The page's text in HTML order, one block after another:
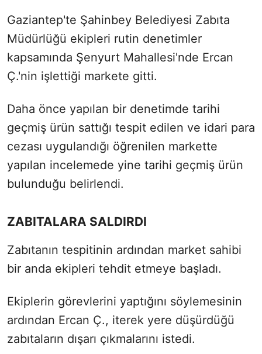
Gaziantep'te Şahinbey Belediyesi Zabıta
Müdürlüğü ekipleri rutin denetimler
kapsamında Şenyurt Mahallesi'nde Ercan
Ç.'nin işlettiği markete gitti.
Daha önce yapılan bir denetimde tarihi
geçmiş ürün sattığı tespit edilen ve idari para
cezası uygulandığı öğrenilen markette
yapılan incelemede yine tarihi geçmiş ürün
bulunduğu belirlendi.
ZABITALARA SALDIRDI
Zabıtanın tespitinin ardından market sahibi
bir anda ekipleri tehdit etmeye başladı.
Ekiplerin görevlerini yaptığını söylemesinin
ardından Ercan Ç., iterek yere düşürdüğü
zabıtaların dışarı çıkmalarını istedi.